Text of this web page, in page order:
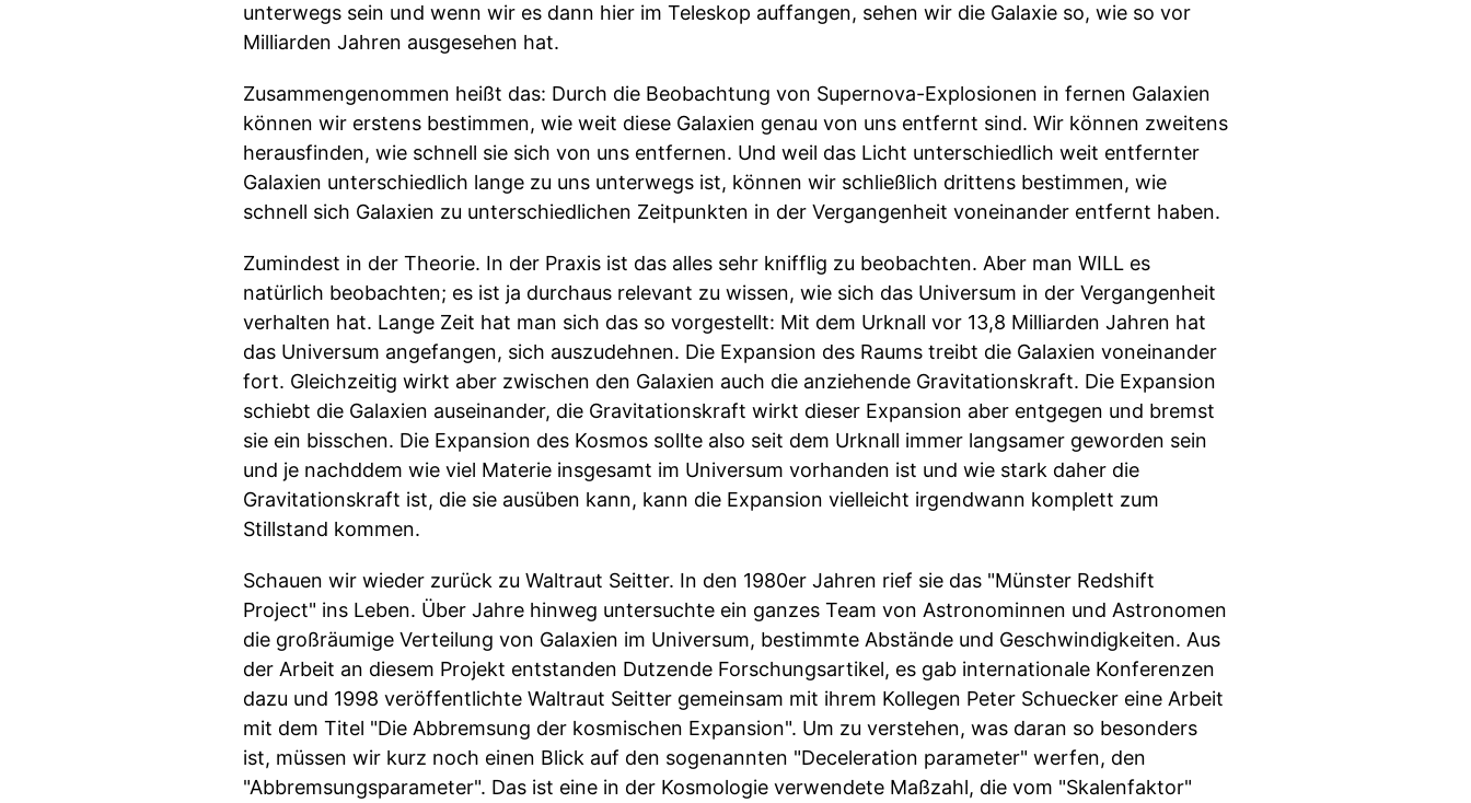
unterwegs sein und wenn wir es dann hier im Teleskop auffangen, sehen wir die Galaxie so, wie so vor
Milliarden Jahren ausgesehen hat.
Zusammengenommen heißt das: Durch die Beobachtung von Supernova-Explosionen in fernen Galaxien
können wir erstens bestimmen, wie weit diese Galaxien genau von uns entfernt sind. Wir können zweitens
herausfinden, wie schnell sie sich von uns entfernen. Und weil das Licht unterschiedlich weit entfernter
Galaxien unterschiedlich lange zu uns unterwegs ist, können wir schließlich drittens bestimmen, wie
schnell sich Galaxien zu unterschiedlichen Zeitpunkten in der Vergangenheit voneinander entfernt haben.
Zumindest in der Theorie. In der Praxis ist das alles sehr knifflig zu beobachten. Aber man WILL es
natürlich beobachten; es ist ja durchaus relevant zu wissen, wie sich das Universum in der Vergangenheit
verhalten hat. Lange Zeit hat man sich das so vorgestellt: Mit dem Urknall vor 13,8 Milliarden Jahren hat
das Universum angefangen, sich auszudehnen. Die Expansion des Raums treibt die Galaxien voneinander
fort. Gleichzeitig wirkt aber zwischen den Galaxien auch die anziehende Gravitationskraft. Die Expansion
schiebt die Galaxien auseinander, die Gravitationskraft wirkt dieser Expansion aber entgegen und bremst
sie ein bisschen. Die Expansion des Kosmos sollte also seit dem Urknall immer langsamer geworden sein
und je nachddem wie viel Materie insgesamt im Universum vorhanden ist und wie stark daher die
Gravitationskraft ist, die sie ausüben kann, kann die Expansion vielleicht irgendwann komplett zum
Stillstand kommen.
Schauen wir wieder zurück zu Waltraut Seitter. In den 1980er Jahren rief sie das "Münster Redshift
Project" ins Leben. Über Jahre hinweg untersuchte ein ganzes Team von Astronominnen und Astronomen
die großräumige Verteilung von Galaxien im Universum, bestimmte Abstände und Geschwindigkeiten. Aus
der Arbeit an diesem Projekt entstanden Dutzende Forschungsartikel, es gab internationale Konferenzen
dazu und 1998 veröffentlichte Waltraut Seitter gemeinsam mit ihrem Kollegen Peter Schuecker eine Arbeit
mit dem Titel "Die Abbremsung der kosmischen Expansion". Um zu verstehen, was daran so besonders
ist, müssen wir kurz noch einen Blick auf den sogenannten "Deceleration parameter" werfen, den
"Abbremsungsparameter". Das ist eine in der Kosmologie verwendete Maßzahl, die vom "Skalenfaktor"